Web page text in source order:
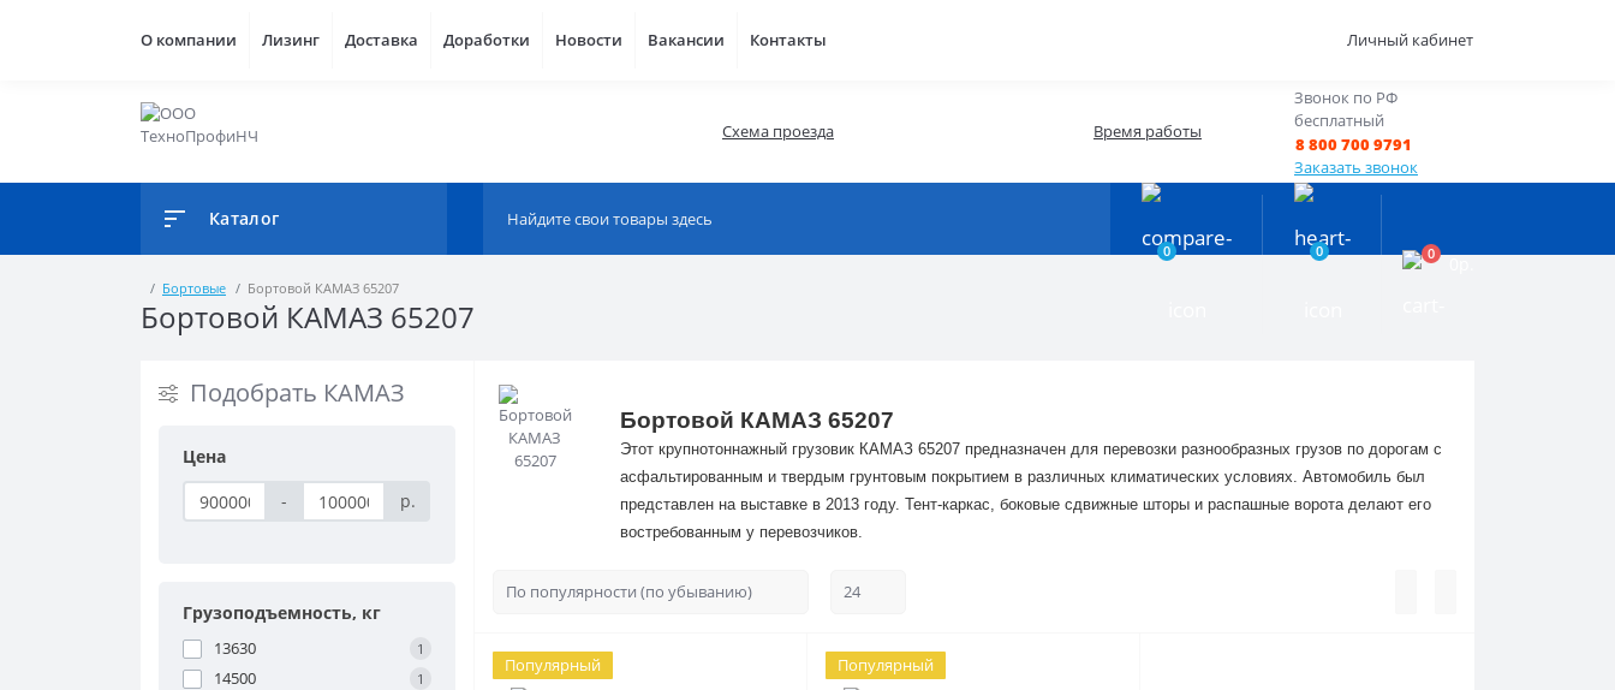
О компании Лизинг Доставка Доработки Новости Вакансии Контакты Личный кабинет
Схема проезда Время работы
Звонок по РФ
бесплатный
8 800 700 9791
Заказать звонок
Каталог
0 0 0
Бортовые Бортовой КАМАЗ 65207
Бортовой КАМАЗ 65207
Подобрать КАМАЗ
Цена
-
р.
Грузоподъемность, кг
13630 1
14500 1
Бортовой КАМАЗ 65207
Этот крупнотоннажныйгрузовик КАМАЗ 65207 предназначен для перевозки разнообразных грузов по дорогам с
асфальтированным и твердым грунтовым покрытием в различных климатических условиях. Автомобиль был
представлен на выставке в 2013 году. Тент-каркас, боковые сдвижные шторы и распашные ворота делают его
востребованным у перевозчиков.
Популярный Популярный